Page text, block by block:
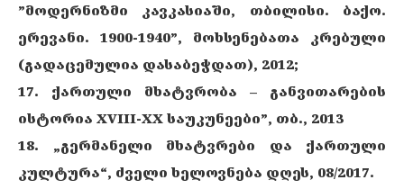
”მოდერნიზმი კავკასიაში, თბილისი. ბაქო.
ერევანი. 1900-1940”, მოხსენებათა კრებული
(გადაცემულია დასაბეჭდათ), 2012;
17. ქართული მხატვრობა – განვითარების
ისტორია XVIII-XX საუკუნეები”, თბ., 2013
18. „გერმანელი მხატვრები და ქართული
კულტურა“, ძველი ხელოვნება დღეს, 08/2017.